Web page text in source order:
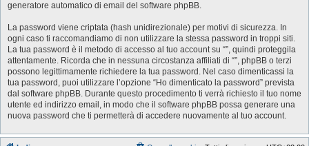
generatore automatico di email del software phpBB.
La password viene criptata (hash unidirezionale) per motivi di sicurezza. In
ogni caso ti raccomandiamo di non utilizzare la stessa password in troppi siti.
La tua password è il metodo di accesso al tuo account su “”, quindi proteggila
attentamente. Ricorda che in nessuna circostanza affiliati di “”, phpBB o terzi
possono legittimamente richiedere la tua password. Nel caso dimenticassi la
tua password, puoi utilizzare l’opzione “Ho dimenticato la password” prevista
dal software phpBB. Durante questo procedimento ti verrà richiesto il tuo nome
utente ed indirizzo email, in modo che il software phpBB possa generare una
nuova password che ti permetterà di accedere nuovamente al tuo account.